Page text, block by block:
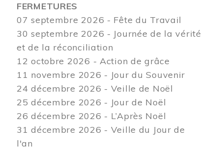
FERMETURES
07 septembre 2026 - Fête du Travail
30 septembre 2026 - Journée de la vérité
et de la réconciliation
12 octobre 2026 - Action de grâce
11 novembre 2026 - Jour du Souvenir
24 décembre 2026 - Veille de Noël
25 décembre 2026 - Jour de Noël
26 décembre 2026 - L’Après Noël
31 décembre 2026 - Veille du Jour de
l'an